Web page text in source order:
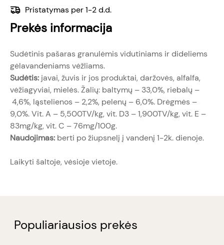
Pristatymas per 1-2 d.d.
Prekės informacija
Sudėtinis pašaras granulėmis vidutiniams ir dideliems
gėlavandeniams vėžliams.
Sudėtis: javai, žuvis ir jos produktai, daržovės, alfalfa,
vėžiagyviai, mielės. Žalių: baltymų – 33,0%, riebalų –
4,6%, ląstelienos – 2,2%, pelenų – 6,0%. Drėgmės –
9,0%. Vit. A – 5,500TV/kg, vit. D3 – 1,900TV/kg, vit. E –
83mg/kg, vit. C – 76mg/100g.
Naudojimas: berti po žiupsnelį į vandenį 1-2k. dienoje.
Laikyti šaltoje, vėsioje vietoje.
Populiariausios prekės